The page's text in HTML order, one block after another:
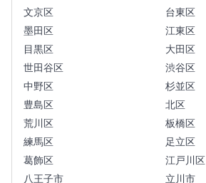
文京区
台東区
墨田区
江東区
目黒区
大田区
世田谷区
渋谷区
中野区
杉並区
豊島区
北区
荒川区
板橋区
練馬区
足立区
葛飾区
江戸川区
八王子市
立川市